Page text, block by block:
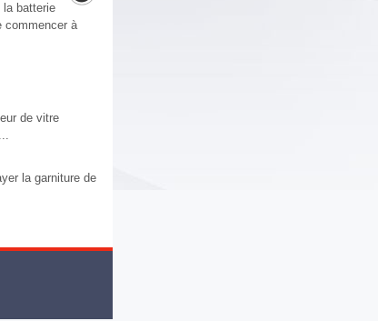
la batterie
commencer à
de vitre
la garniture de